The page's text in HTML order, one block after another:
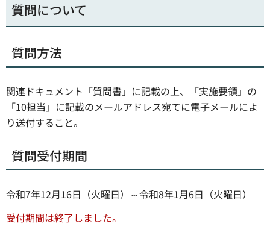
質問について
質問方法
関連ドキュメント「質問書」に記載の上、「実施要領」の
「10担当」に記載のメールアドレス宛てに電子メールによ
り送付すること。
質問受付期間
令和7年12月16日（火曜日）～令和8年1月6日（火曜日）
受付期間は終了しました。